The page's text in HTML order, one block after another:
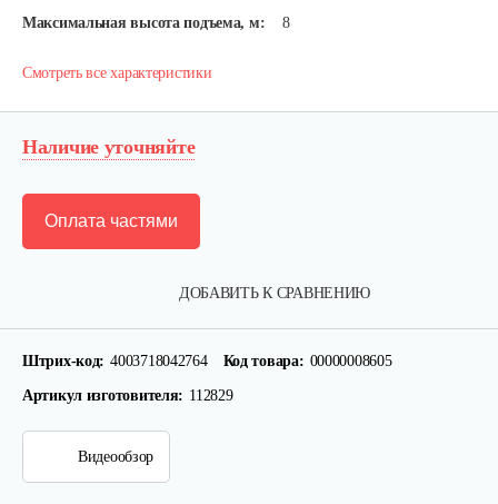
Максимальная высота подъема, м:
8
Смотреть все характеристики
Наличие уточняйте
ДОБАВИТЬ К СРАВНЕНИЮ
Оплата частями
Штрих-код: 4003718042764 Код товара: 00000008605
Артикул изготовителя: 112829
Видеообзор